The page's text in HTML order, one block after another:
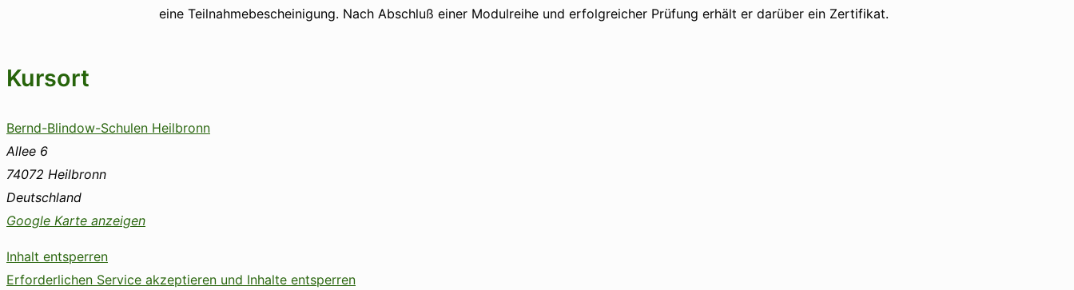
eine Teilnahmebescheinigung. Nach Abschluß einer Modulreihe und erfolgreicher Prüfung erhält er darüber ein Zertifikat.
Kursort
Bernd-Blindow-Schulen Heilbronn
Allee 6
74072 Heilbronn
Deutschland
Google Karte anzeigen
Inhalt entsperren
Erforderlichen Service akzeptieren und Inhalte entsperren